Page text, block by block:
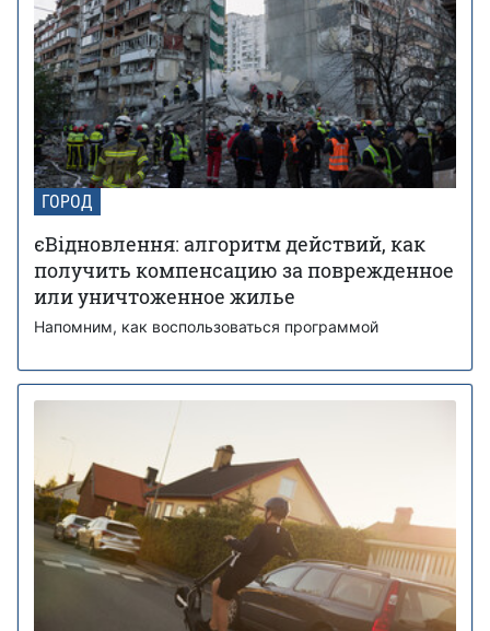
ГОРОД
єВідновлення: алгоритм действий, как
получить компенсацию за поврежденное
или уничтоженное жилье
Напомним, как воспользоваться программой